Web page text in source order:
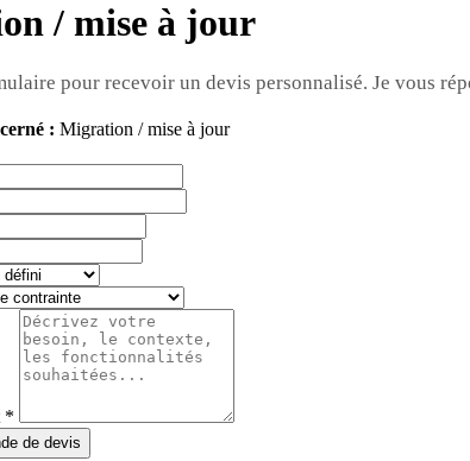
/ mise à jour
pour recevoir un devis personnalisé. Je vous
: Migration / mise à jour
*
de devis